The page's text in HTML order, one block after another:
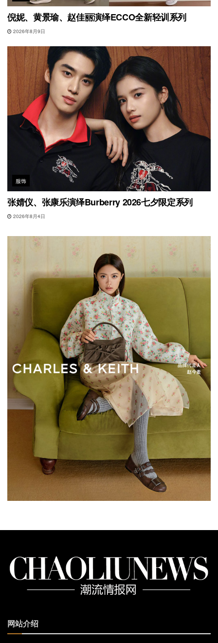
倪妮、黄景瑜、赵佳丽演绎ECCO全新轻训系列
2026年8月9日
服饰
张婧仪、张康乐演绎Burberry 2026七夕限定系列
2026年8月4日
网站介绍